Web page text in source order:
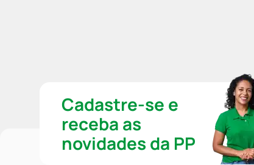
Cadastre-se e
receba as
novidades da PP